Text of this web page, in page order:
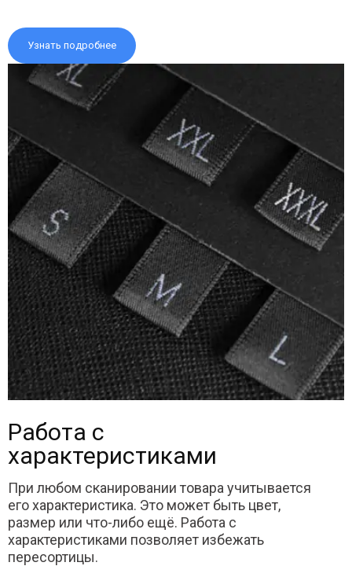
Узнать подробнее
Работа с
характеристиками
При любом сканировании товара учитывается
его характеристика. Это может быть цвет,
размер или что-либо ещё. Работа с
характеристиками позволяет избежать
пересортицы.